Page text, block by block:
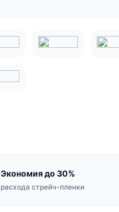
Экономия до 30%
расхода стрейч-пленки